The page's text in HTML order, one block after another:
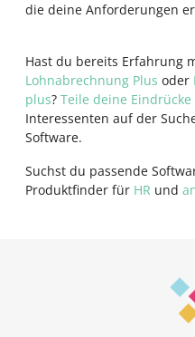
die deine Anforderungen
Hast du bereits Erfahrung
Lohnabrechnung Plus oder
plus? Teile deine
Interessenten auf der
Software.
Suchst du passende
Produktfinder für HR und